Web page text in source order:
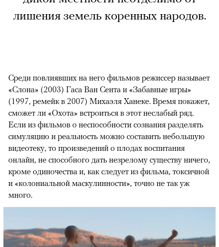
лишения земель коренных народов.
Среди повлиявших на него фильмов режиссер называет
«Слона» (2003) Гаса Ван Сента и «Забавные игры»
(1997, ремейк в 2007) Михаэля Ханеке. Время покажет,
сможет ли «Охота» встроиться в этот неслабый ряд.
Если из фильмов о неспособности сознания разделять
симуляцию и реальность можно составить небольшую
видеотеку, то произведений о плодах воспитания
онлайн, не способного дать незрелому существу ничего,
кроме одиночества и, как следует из фильма, токсичной
и «колониальной маскулинности», точно не так уж
много.